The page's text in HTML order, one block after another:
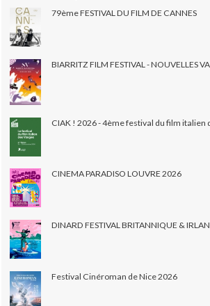
79ème FESTIVAL DU FILM DE CANNES
BIARRITZ FILM FESTIVAL - NOUVELLES
CIAK ! 2026 - 4ème festival du film italien
CINEMA PARADISO LOUVRE 2026
DINARD FESTIVAL BRITANNIQUE &
Festival Cinéroman de Nice 2026